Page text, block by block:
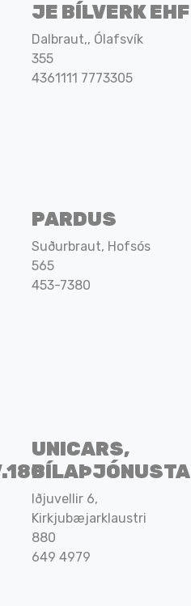
JE BÍLVERK EHF
Dalbraut,, Ólafsvík
355
4361111 7773305
PARDUS
Suðurbraut, Hofsós
565
453-7380
UNICARS,
BÍLAÞJÓNUSTA
Iðjuvellir 6,
Kirkjubæjarklaustri
880
649 4979